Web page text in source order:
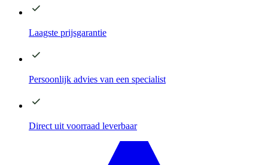
Laagste prijsgarantie
Persoonlijk advies van een specialist
Direct uit voorraad leverbaar